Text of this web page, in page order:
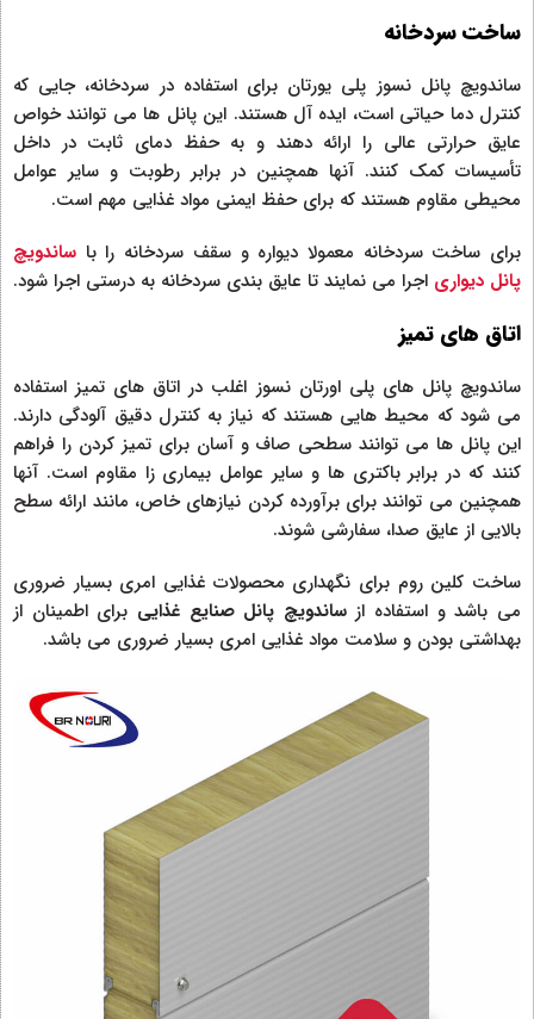
ساخت سردخانه
ساندویچ پانل نسوز پلی یورتان برای استفاده در سردخانه، جایی که
کنترل دما حیاتی است، ایده آل هستند. این پانل ها می توانند خواص
عایق حرارتی عالی را ارائه دهند و به حفظ دمای ثابت در داخل
تأسیسات کمک کنند. آنها همچنین در برابر رطوبت و سایر عوامل
محیطی مقاوم هستند که برای حفظ ایمنی مواد غذایی مهم است.
برای ساخت سردخانه معمولا دیواره و سقف سردخانه را با ساندویچ
پانل دیواری اجرا می نمایند تا عایق بندی سردخانه به درستی اجرا شود.
اتاق های تمیز
ساندویچ پانل های پلی اورتان نسوز اغلب در اتاق های تمیز استفاده
می شود که محیط هایی هستند که نیاز به کنترل دقیق آلودگی دارند.
این پانل ها می توانند سطحی صاف و آسان برای تمیز کردن را فراهم
کنند که در برابر باکتری ها و سایر عوامل بیماری زا مقاوم است. آنها
همچنین می توانند برای برآورده کردن نیازهای خاص، مانند ارائه سطح
بالایی از عایق صدا، سفارشی شوند.
ساخت کلین روم برای نگهداری محصولات غذایی امری بسیار ضروری
می باشد و استفاده ازساندویچ پانل صنایع غذایی برای اطمینان از
بهداشتی بودن و سلامت مواد غذایی امری بسیار ضروری می باشد.